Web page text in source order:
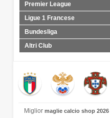
Premier League
Ligue 1 Francese
Bundesliga
Altri Club
Miglior maglie calcio shop 2026